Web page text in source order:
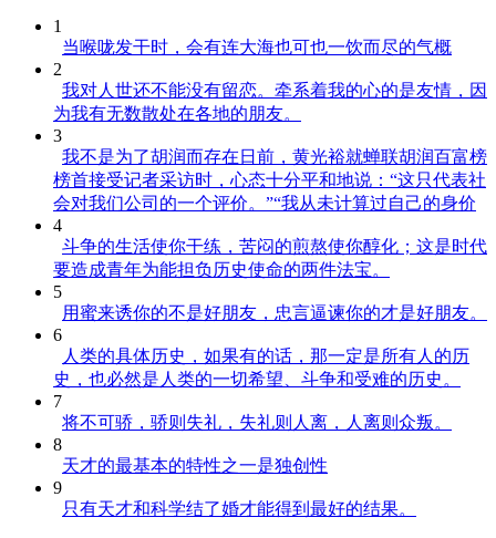
1
当喉咙发干时，会有连大海也可也一饮而尽的气概
2
我对人世还不能没有留恋。牵系着我的心的是友情，因
为我有无数散处在各地的朋友。
3
我不是为了胡润而存在日前，黄光裕就蝉联胡润百富榜
榜首接受记者采访时，心态十分平和地说：“这只代表社
会对我们公司的一个评价。”“我从未计算过自己的身价
4
斗争的生活使你干练，苦闷的煎熬使你醇化；这是时代
要造成青年为能担负历史使命的两件法宝。
5
用蜜来诱你的不是好朋友，忠言逼谏你的才是好朋友。
6
人类的具体历史，如果有的话，那一定是所有人的历
史，也必然是人类的一切希望、斗争和受难的历史。
7
将不可骄，骄则失礼，失礼则人离，人离则众叛。
8
天才的最基本的特性之一是独创性
9
只有天才和科学结了婚才能得到最好的结果。